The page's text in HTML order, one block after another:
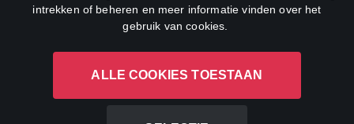
intrekken of beheren en meer informatie vinden over het
gebruik van cookies.
ALLE COOKIES TOESTAAN
CANAL+ Luxembourg S. à r.l., Rue Albert Borschette 4, L-1246